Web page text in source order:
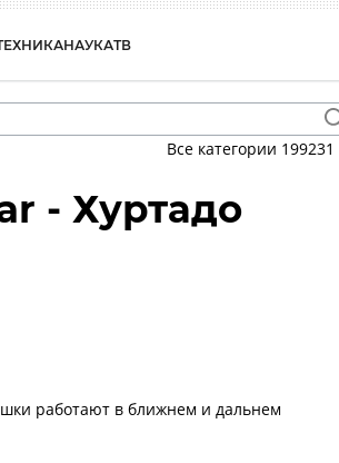
НАУКАТВ
Все категории 199231
- Хуртадо
работают в ближнем и дальнем